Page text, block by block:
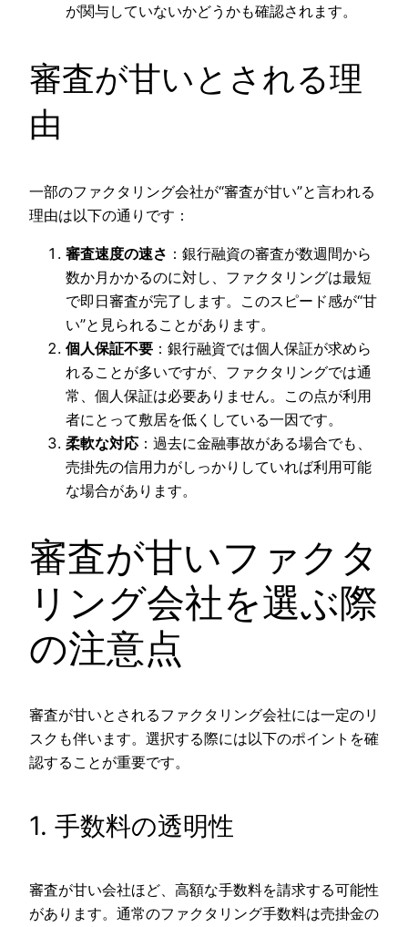
が関与していないかどうかも確認されます。
審査が甘いとされる理
由
一部のファクタリング会社が“審査が甘い”と言われる
理由は以下の通りです：
審査速度の速さ ：銀行融資の審査が数週間から
数か月かかるのに対し、ファクタリングは最短
で即日審査が完了します。このスピード感が“甘
い”と見られることがあります。
個人保証不要 ：銀行融資では個人保証が求めら
れることが多いですが、ファクタリングでは通
常、個人保証は必要ありません。この点が利用
者にとって敷居を低くしている一因です。
柔軟な対応 ：過去に金融事故がある場合でも、
売掛先の信用力がしっかりしていれば利用可能
な場合があります。
審査が甘いファクタ
リング会社を選ぶ際
の注意点
審査が甘いとされるファクタリング会社には一定のリ
スクも伴います。選択する際には以下のポイントを確
認することが重要です。
1. 手数料の透明性
審査が甘い会社ほど、高額な手数料を請求する可能性
があります。通常のファクタリング手数料は売掛金の